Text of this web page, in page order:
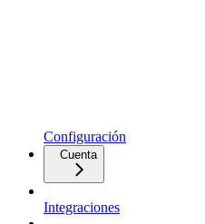
Configuración
Cuenta
Integraciones